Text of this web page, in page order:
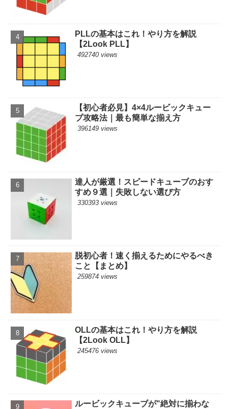
PLLの基本はこれ！やり方を解説
【2Look PLL】
492740 views
【初心者必見】4×4ルービックキュー
ブ攻略法｜最も簡単な揃え方
396149 views
達人が厳選！スピードキューブのおす
すめ９選｜失敗しない選び方
330393 views
脱初心者！速く揃えるためにやるべき
こと【まとめ】
259874 views
OLLの基本はこれ！やり方を解説
【2Look OLL】
245476 views
ルービックキューブが"絶対に揃わな